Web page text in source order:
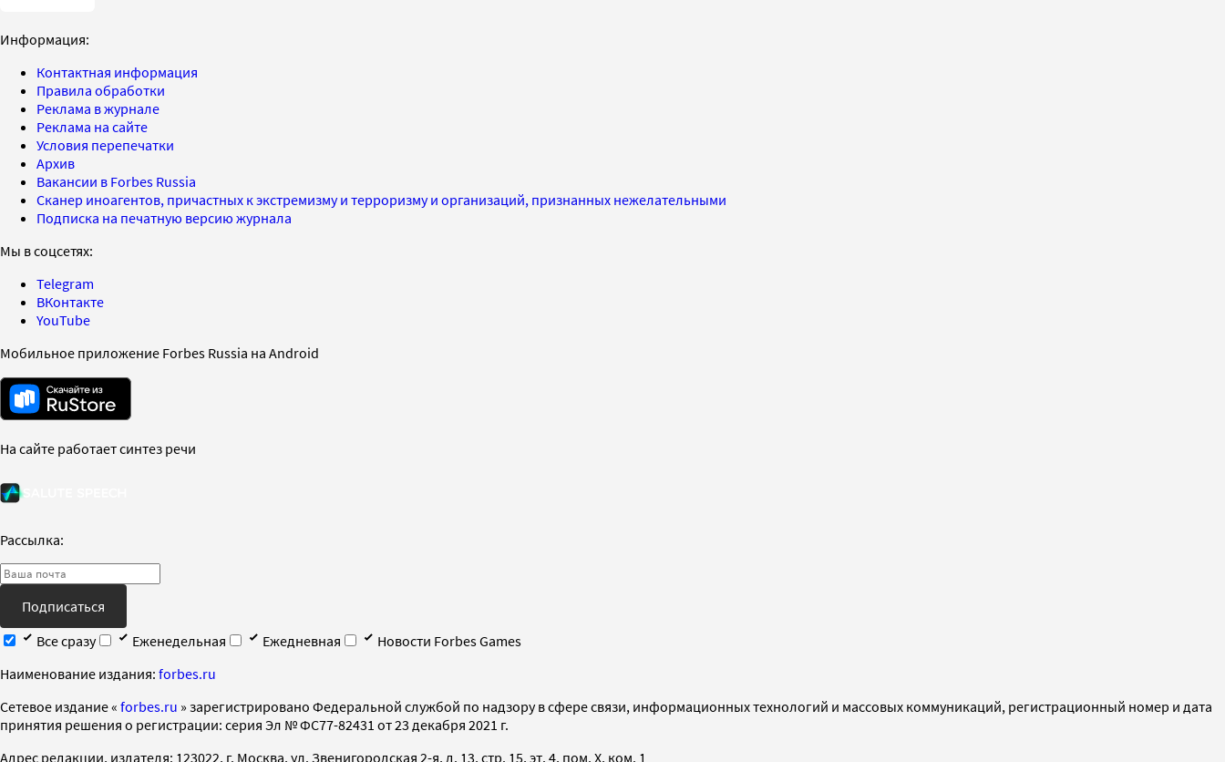
Информация:
Контактная информация
Правила обработки
Реклама в журнале
Реклама на сайте
Условия перепечатки
Архив
Вакансии в Forbes Russia
Сканер иноагентов, причастных к экстремизму и терроризму и организаций, признанных нежелательными
Подписка на печатную версию журнала
Мы в соцсетях:
Telegram
ВКонтакте
YouTube
Мобильное приложение Forbes Russia на Android
На сайте работает синтез речи
Рассылка:
Подписаться
Все сразу
Еженедельная Ежедневная
Новости Forbes Games
Наименование издания: forbes.ru
Cетевое издание « forbes.ru » зарегистрировано Федеральной службой по надзору в сфере связи, информационных технологий и массовых коммуникаций, регистрационный номер и дата
принятия решения о регистрации: серия Эл № ФС77-82431 от 23 декабря 2021 г.
Адрес редакции, издателя: 123022, г. Москва, ул. Звенигородская 2-я, д. 13, стр. 15, эт. 4, пом. X, ком. 1